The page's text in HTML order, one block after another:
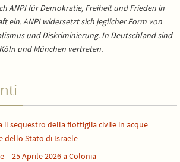
ANPI für Demokratie, Freiheit und Frieden in
ein. ANPI widersetzt sich jeglicher Form von
und Diskriminierung. In Deutschland sind
und München vertreten.
il sequestro della flottiglia civile in acque
dello Stato di Israele
– 25 Aprile 2026 a Colonia